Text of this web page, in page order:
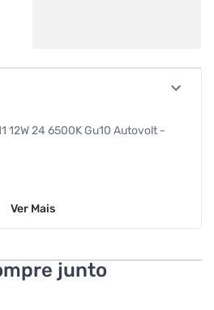
12W 24 6500K Gu10 Autovolt -
Ver Mais
junto